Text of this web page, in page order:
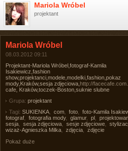
Mariola Wróbel
projektant
Mariola Wróbel
08.03.2012 09:11
Projektant-Mariola Wróbel,fotograf-Kamila
Isakiewicz,fashion
show,projektanci,modele,modelki,fashion,pokaz
mody,Kraków,sesja zdjęciowa, http://
cafe, Kraków,toczek-Boston,suknie slubne
Grupa: projektant
Tagi: SUKIENKA com foto foto-Kamila
fotograf
fotografia mody, glamur, pl
sesja
sesja zdjęciowa sesje zdjęciowe
wizaż-Agnieszka Milka
zdjęcia
zdjęcie
Pokaż duże